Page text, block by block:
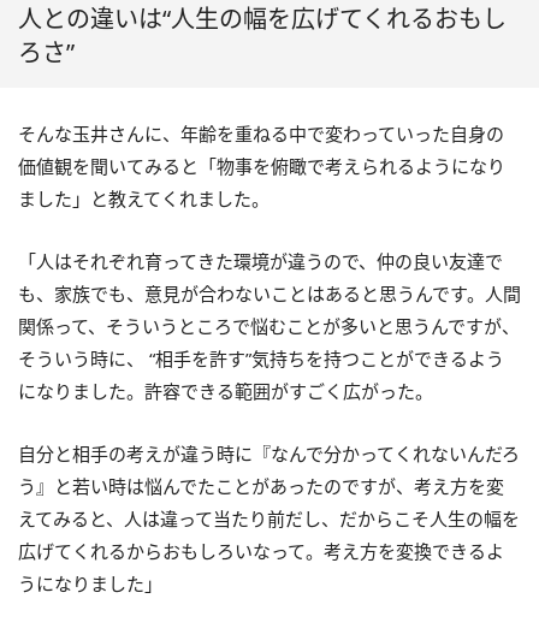
人との違いは“人生の幅を広げてくれるおもし
ろさ”
そんな玉井さんに、年齢を重ねる中で変わっていった自身の
価値観を聞いてみると「物事を俯瞰で考えられるようになり
ました」と教えてくれました。
「人はそれぞれ育ってきた環境が違うので、仲の良い友達で
も、家族でも、意見が合わないことはあると思うんです。人間
関係って、そういうところで悩むことが多いと思うんですが、
そういう時に、 “相手を許す”気持ちを持つことができるよう
になりました。許容できる範囲がすごく広がった。
自分と相手の考えが違う時に『なんで分かってくれないんだろ
う』と若い時は悩んでたことがあったのですが、考え方を変
えてみると、人は違って当たり前だし、だからこそ人生の幅を
広げてくれるからおもしろいなって。考え方を変換できるよ
うになりました」